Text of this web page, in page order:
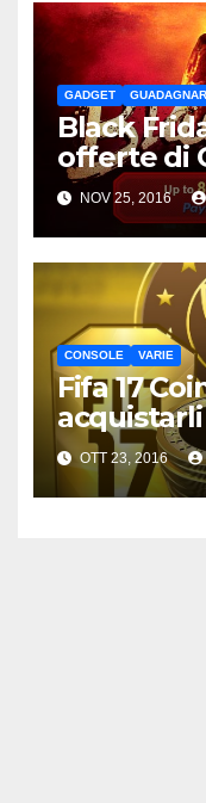
GADGET
Black
offerte di
NOV 25, 2016
CONSOLE VARIE
Fifa 17
OTT 23, 2016